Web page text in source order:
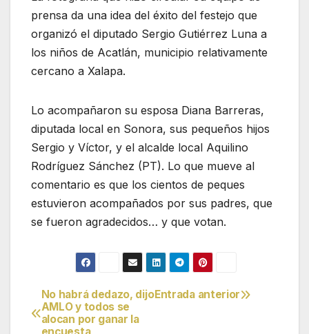
prensa da una idea del éxito del festejo que
organizó el diputado Sergio Gutiérrez Luna a
los niños de Acatlán, municipio relativamente
cercano a Xalapa.
Lo acompañaron su esposa Diana Barreras,
diputada local en Sonora, sus pequeños hijos
Sergio y Víctor, y el alcalde local Aquilino
Rodríguez Sánchez (PT). Lo que mueve al
comentario es que los cientos de peques
estuvieron acompañados por sus padres, que
se fueron agradecidos… y que votan.
NavegaciónEntrada anterior
No habrá dedazo, dijo
AMLO y todos se
alocan por ganar la